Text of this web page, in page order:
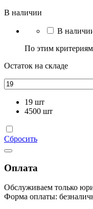
В наличии
В
По этим
Остаток на складе
19 шт
4500 шт
Сбросить
Оплата
Обслуживаем только
Форма оплаты: